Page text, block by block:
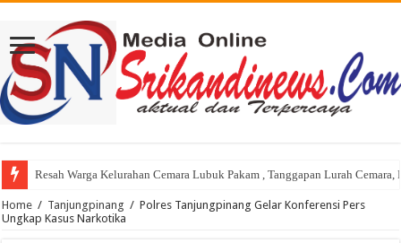
Resah Warga Kelurahan Cemara Lubuk Pakam , Tanggapan Lurah
Gubernur Sumut Bobby Nasution Sidak Program Berobat Gratis di RSUD
Home / Tanjungpinang / Polres Tanjungpinang Gelar Konferensi Pers
Ungkap Kasus Narkotika